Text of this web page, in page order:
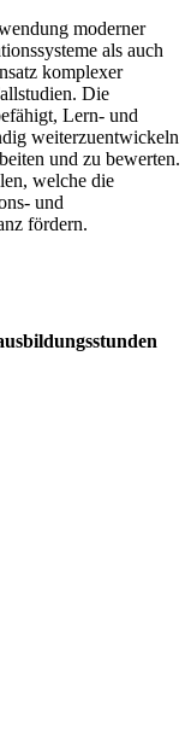
moderner
als auch
komplexer
Die
Lern- und
weiterzuentwickeln
und zu bewerten.
welche die
und
fördern.